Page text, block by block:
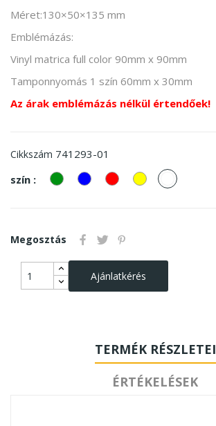
Méret:130×50×135 mm
Emblémázás:
Vinyl matrica full color 90mm x 90mm
Tamponnyomás 1 szín 60mm x 30mm
Az árak emblémázás nélkül értendőek!
Cikkszám 741293-01
szín :
zöld kek piros Sárga fehér
Megosztás
Ajánlatkérés
TERMÉK RÉSZLETEI
ÉRTÉKELÉSEK